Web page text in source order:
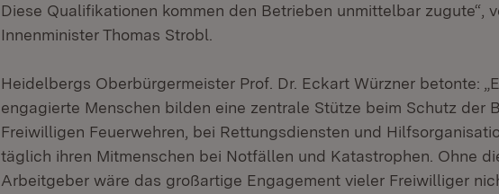
Diese Qualifikationen kommen den Betrieben unmittelbar zugute“,
Innenminister Thomas Strobl.
Heidelbergs Oberbürgermeister Prof. Dr. Eckart Würzner betonte:
engagierte Menschen bilden eine zentrale Stütze beim Schutz der
Freiwilligen Feuerwehren, bei Rettungsdiensten und
täglich ihren Mitmenschen bei Notfällen und Katastrophen. Ohne
Arbeitgeber wäre das großartige Engagement vieler Freiwilliger